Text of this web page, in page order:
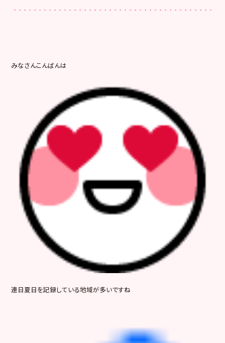
みなさんこんばんは
連日夏日を記録している地域が多いですね